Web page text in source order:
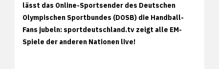
lässt das Online-Sportsender des Deutschen
Olympischen Sportbundes (DOSB) die Handball-
Fans jubeln: sportdeutschland.tv zeigt alle EM-
Spiele der anderen Nationen live!